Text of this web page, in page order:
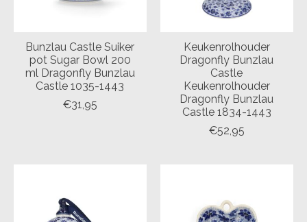
Bunzlau Castle Suiker
pot Sugar Bowl 200
ml Dragonfly Bunzlau
Castle 1035-1443
€31,95
Keukenrolhouder
Dragonfly Bunzlau
Castle
Keukenrolhouder
Dragonfly Bunzlau
Castle 1834-1443
€52,95